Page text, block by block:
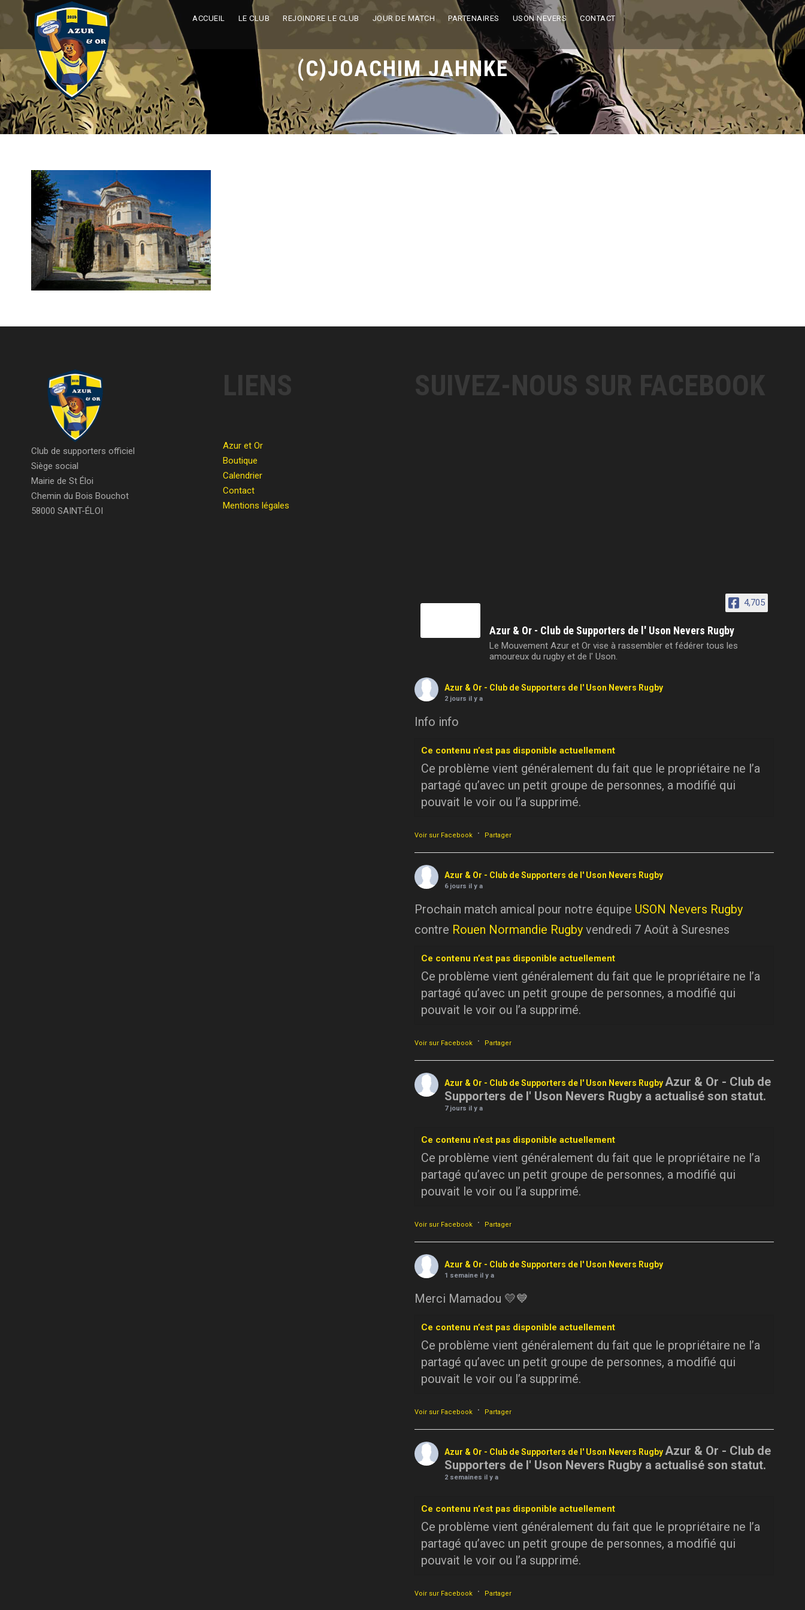
ACCUEIL LE CLUB REJOINDRE LE CLUB JOUR DE MATCH PARTENAIRES USON NEVERS CONTACT
(C)JOACHIM JAHNKE
Club de supporters officiel
Siège social
Mairie de St Éloi
Chemin du Bois Bouchot
58000 SAINT-ÉLOI
LIENS
Azur et Or
Boutique
Calendrier
Contact
Mentions légales
SUIVEZ-NOUS SUR FACEBOOK
4,705
Azur & Or - Club de Supporters de l' Uson Nevers Rugby
Le Mouvement Azur et Or vise à rassembler et fédérer tous les
amoureux du rugby et de l' Uson.
Azur & Or - Club de Supporters de l' Uson Nevers Rugby
2 jours il y a
Info info
Ce contenu n’est pas disponible actuellement
Ce problème vient généralement du fait que le propriétaire ne l’a
partagé qu’avec un petit groupe de personnes, a modifié qui
pouvait le voir ou l’a supprimé.
Voir sur Facebook · Partager
Azur & Or - Club de Supporters de l' Uson Nevers Rugby
6 jours il y a
Prochain match amical pour notre équipe USON Nevers Rugby
contre Rouen Normandie Rugby vendredi 7 Août à Suresnes
Ce contenu n’est pas disponible actuellement
Ce problème vient généralement du fait que le propriétaire ne l’a
partagé qu’avec un petit groupe de personnes, a modifié qui
pouvait le voir ou l’a supprimé.
Voir sur Facebook · Partager
Azur & Or - Club de Supporters de l' Uson Nevers RugbyAzur & Or - Club de
Supporters de l' Uson Nevers Rugby a actualisé son statut.
7 jours il y a
Ce contenu n’est pas disponible actuellement
Ce problème vient généralement du fait que le propriétaire ne l’a
partagé qu’avec un petit groupe de personnes, a modifié qui
pouvait le voir ou l’a supprimé.
Voir sur Facebook · Partager
Azur & Or - Club de Supporters de l' Uson Nevers Rugby
1 semaine il y a
Merci Mamadou 💛💙
Ce contenu n’est pas disponible actuellement
Ce problème vient généralement du fait que le propriétaire ne l’a
partagé qu’avec un petit groupe de personnes, a modifié qui
pouvait le voir ou l’a supprimé.
Voir sur Facebook · Partager
Azur & Or - Club de Supporters de l' Uson Nevers RugbyAzur & Or - Club de
Supporters de l' Uson Nevers Rugby a actualisé son statut.
2 semaines il y a
Ce contenu n’est pas disponible actuellement
Ce problème vient généralement du fait que le propriétaire ne l’a
partagé qu’avec un petit groupe de personnes, a modifié qui
pouvait le voir ou l’a supprimé.
Voir sur Facebook · Partager